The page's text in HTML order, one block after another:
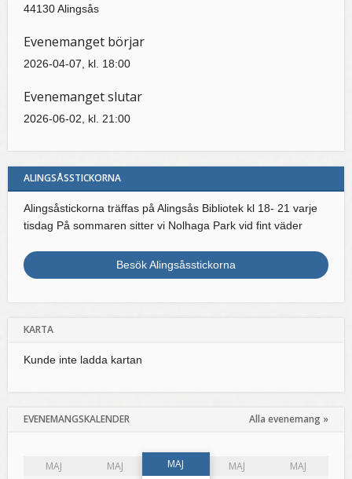
44130 Alingsås
Evenemanget börjar
2026-04-07, kl. 18:00
Evenemanget slutar
2026-06-02, kl. 21:00
ALINGSÅSSTICKORNA
Alingsåstickorna träffas på Alingsås Bibliotek kl 18- 21 varje
tisdag På sommaren sitter vi Nolhaga Park vid fint väder
Besök Alingsåsstickorna
KARTA
Kunde inte ladda kartan
EVENEMANGSKALENDER Alla evenemang »
MAJ MAJ MAJ MAJ MAJ